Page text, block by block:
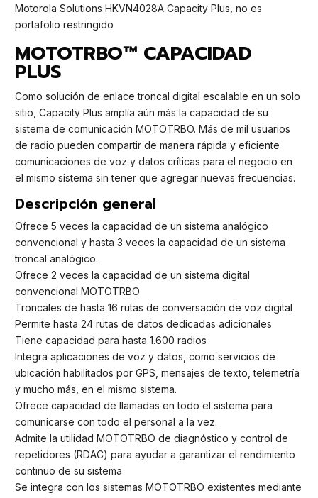
Motorola Solutions HKVN4028A Capacity Plus, no es
portafolio restringido
MOTOTRBO™ CAPACIDAD
PLUS
Como solución de enlace troncal digital escalable en un solo
sitio, Capacity Plus amplía aún más la capacidad de su
sistema de comunicación MOTOTRBO. Más de mil usuarios
de radio pueden compartir de manera rápida y eficiente
comunicaciones de voz y datos críticas para el negocio en
el mismo sistema sin tener que agregar nuevas frecuencias.
Descripción general
Ofrece 5 veces la capacidad de un sistema analógico
convencional y hasta 3 veces la capacidad de un sistema
troncal analógico.
Ofrece 2 veces la capacidad de un sistema digital
convencional MOTOTRBO
Troncales de hasta 16 rutas de conversación de voz digital
Permite hasta 24 rutas de datos dedicadas adicionales
Tiene capacidad para hasta 1.600 radios
Integra aplicaciones de voz y datos, como servicios de
ubicación habilitados por GPS, mensajes de texto, telemetría
y mucho más, en el mismo sistema.
Ofrece capacidad de llamadas en todo el sistema para
comunicarse con todo el personal a la vez.
Admite la utilidad MOTOTRBO de diagnóstico y control de
repetidores (RDAC) para ayudar a garantizar el rendimiento
continuo de su sistema
Se integra con los sistemas MOTOTRBO existentes mediante